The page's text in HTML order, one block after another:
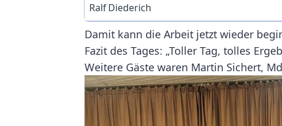
Ralf Diederich
Damit kann die Arbeit jetzt wieder
Fazit des Tages: „Toller Tag, tolles
Weitere Gäste waren Martin Sichert,